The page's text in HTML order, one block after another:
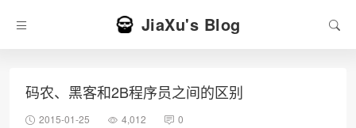
JiaXu's Blog
码农、黑客和2B程序员之间的区别
2015-01-25 4,012 0